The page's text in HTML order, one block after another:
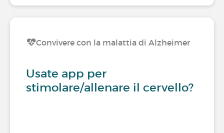
Convivere con la malattia di Alzheimer
Usate app per
stimolare/allenare il cervello?